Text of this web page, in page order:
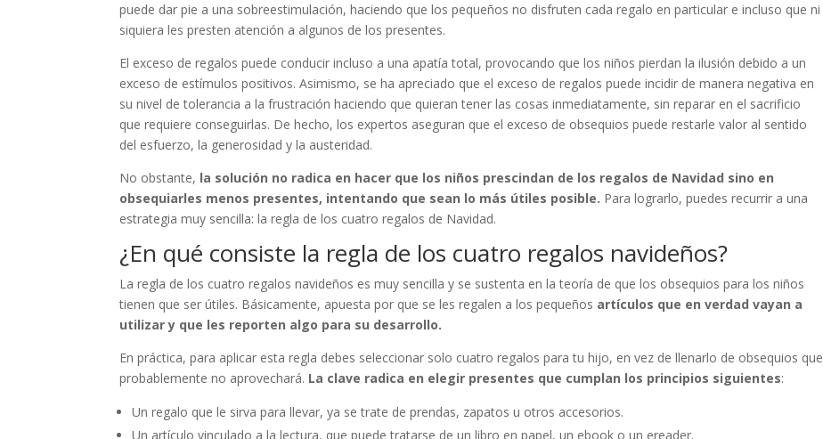
puede dar pie a una sobreestimulación, haciendo que los pequeños no disfruten cada regalo en particular e incluso que ni
siquiera les presten atención a algunos de los presentes.
El exceso de regalos puede conducir incluso a una apatía total, provocando que los niños pierdan la ilusión debido a un
exceso de estímulos positivos. Asimismo, se ha apreciado que el exceso de regalos puede incidir de manera negativa en
su nivel de tolerancia a la frustración haciendo que quieran tener las cosas inmediatamente, sin reparar en el sacrificio
que requiere conseguirlas. De hecho, los expertos aseguran que el exceso de obsequios puede restarle valor al sentido
del esfuerzo, la generosidad y la austeridad.
No obstante, la solución no radica en hacer que los niños prescindan de los regalos de Navidad sino en
obsequiarles menos presentes, intentando que sean lo más útiles posible. Para lograrlo, puedes recurrir a una
estrategia muy sencilla: la regla de los cuatro regalos de Navidad.
¿En qué consiste la regla de los cuatro regalos navideños?
La regla de los cuatro regalos navideños es muy sencilla y se sustenta en la teoría de que los obsequios para los niños
tienen que ser útiles. Básicamente, apuesta por que se les regalen a los pequeños artículos que en verdad vayan a
utilizar y que les reporten algo para su desarrollo.
En práctica, para aplicar esta regla debes seleccionar solo cuatro regalos para tu hijo, en vez de llenarlo de obsequios que
probablemente no aprovechará. La clave radica en elegir presentes que cumplan los principios siguientes:
Un regalo que le sirva para llevar, ya se trate de prendas, zapatos u otros accesorios.
Un artículo vinculado a la lectura, que puede tratarse de un libro en papel, un ebook o un ereader.